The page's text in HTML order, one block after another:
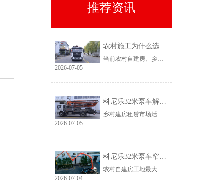
推荐资讯
农村施工为什么选择科尼乐32米泵车
当前农村自建房、乡镇小型基建需求持续上涨，乡镇泵车租赁需求稳定、回款快，是很多租赁老板的核心盈利市场。但农村工况复杂、场地受限、料况不稳定，传统大机型进场难、闲置高，杂牌小机型配置缩水、故障多、运维贵。综合工况适配性、稳定性、性价比来看，科尼乐32米泵车凭借均衡的参数配置和乡镇专属性能，成为农村施工的黄金主力机型。
2026-07-05
科尼乐32米泵车解决乡村窄巷通行难题
乡村建房租赁市场活源充足，但普遍存在路况差、场地窄、就位难等问题。传统大臂架泵车车身宽、轴距长、支腿占用空间大，受限于乡村路况，大量乡镇工地无法进场施工，导致很多租赁老板明明有活却接不到，严重限制接单范围与全年收益。科尼乐32米泵车从结构层面专项优化，彻底破解乡村窄巷通行、就位、施工三大痛点。
2026-07-05
科尼乐32米泵车窄巷施工优势解析
农村自建房工地最大的特点就是空间受限，巷道窄、院落小、障碍物多。市面上多数常规泵车车身尺寸大、支腿跨度宽，往往出现能进村、进不了院、进院不能施工的尴尬情况，最后只能人工接管浇筑，施工慢、人工贵、甲方满意度低。想要拿下乡镇窄场活源，设备的窄巷适配能力是关键，科尼乐32米泵车针对性优化狭小场地性能，完美适配农村复杂工况。
2026-07-04